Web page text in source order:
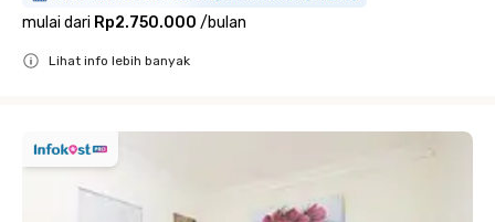
mulai dari Rp2.750.000 /bulan
Lihat info lebih banyak